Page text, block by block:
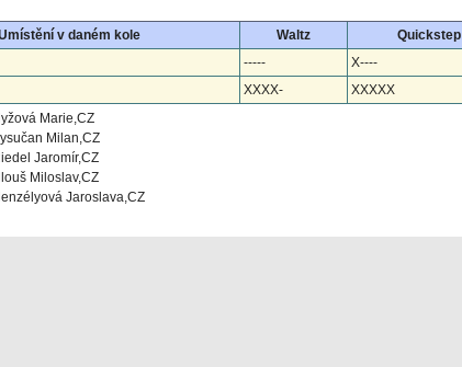
v daném kole Waltz Quickstep
----- X----
XXXX- XXXXX
Marie,CZ
Milan,CZ
Jaromír,CZ
Miloslav,CZ
Jaroslava,CZ